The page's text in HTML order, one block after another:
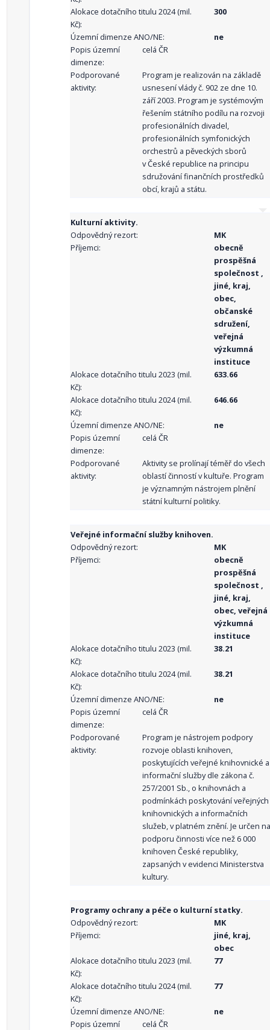
Alokace dotačního titulu 2024 (mil.
Kč):
300
Územní dimenze ANO/NE:
ne
Popis územní
dimenze:
celá ČR
Podporované
aktivity:
Program je realizován na základě
usnesení vlády č. 902 ze dne 10.
září 2003. Program je systémovým
řešením státního podílu na rozvoji
profesionálních divadel,
profesionálních symfonických
orchestrů a pěveckých sborů
v České republice na principu
sdružování finančních prostředků
obcí, krajů a státu.
Kulturní aktivity.
Odpovědný rezort:
MK
Příjemci:
obecně
prospěšná
společnost ,
jiné, kraj,
obec,
občanské
sdružení,
veřejná
výzkumná
instituce
Alokace dotačního titulu 2023 (mil.
Kč):
633.66
Alokace dotačního titulu 2024 (mil.
Kč):
646.66
Územní dimenze ANO/NE:
ne
Popis územní
dimenze:
celá ČR
Podporované
aktivity:
Aktivity se prolínají téměř do všech
oblastí činností v kultuře. Program
je významným nástrojem plnění
státní kulturní politiky.
Veřejné informační služby knihoven.
Odpovědný rezort:
MK
Příjemci:
obecně
prospěšná
společnost ,
jiné, kraj,
obec, veřejná
výzkumná
instituce
Alokace dotačního titulu 2023 (mil.
Kč):
38.21
Alokace dotačního titulu 2024 (mil.
Kč):
38.21
Územní dimenze ANO/NE:
ne
Popis územní
dimenze:
celá ČR
Podporované
aktivity:
Program je nástrojem podpory
rozvoje oblasti knihoven,
poskytujících veřejné knihovnické a
informační služby dle zákona č.
257/2001 Sb., o knihovnách a
podmínkách poskytování veřejných
knihovnických a informačních
služeb, v platném znění. Je určen na
podporu činnosti více než 6 000
knihoven České republiky,
zapsaných v evidenci Ministerstva
kultury.
Programy ochrany a péče o kulturní statky.
Odpovědný rezort:
MK
Příjemci:
jiné, kraj,
obec
Alokace dotačního titulu 2023 (mil.
Kč):
77
Alokace dotačního titulu 2024 (mil.
Kč):
77
Územní dimenze ANO/NE:
ne
Popis územní
celá ČR